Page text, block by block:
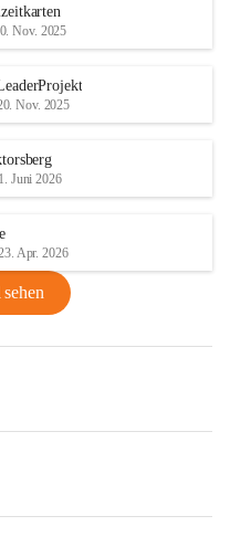
Nov. 2025
Nov. 2025
1. Juni 2026
Apr. 2026